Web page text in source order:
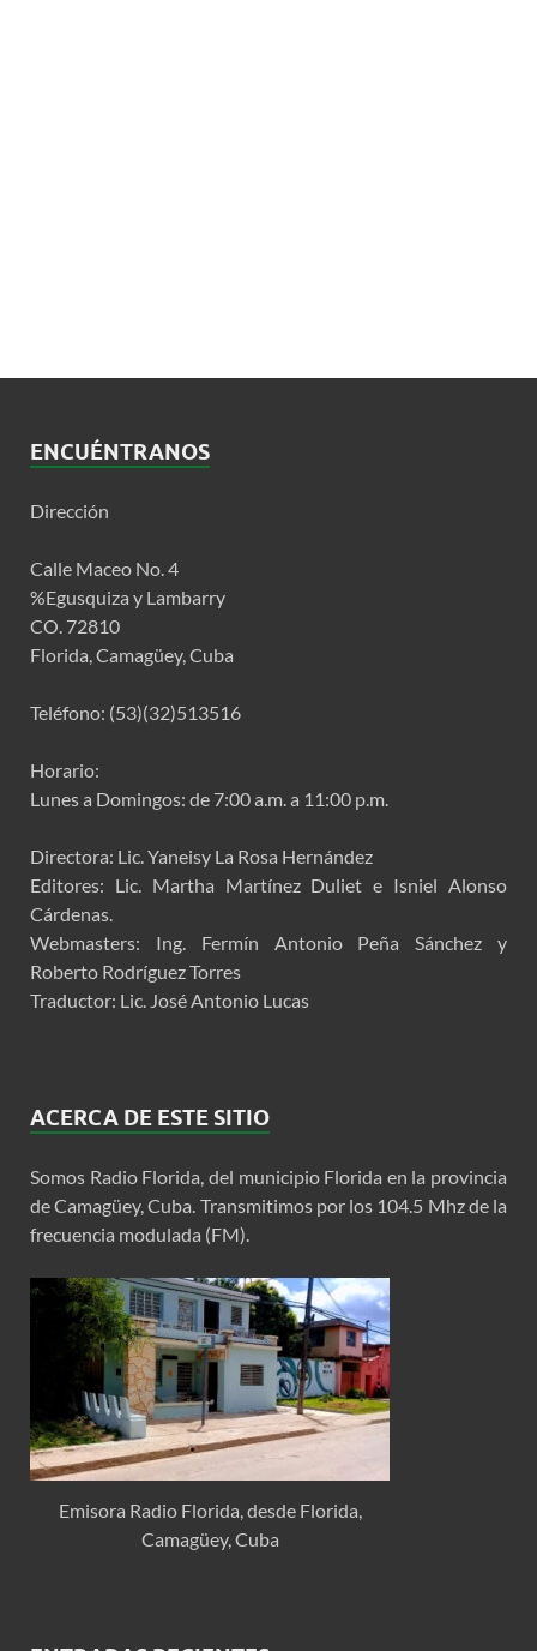
ENCUÉNTRANOS
Dirección
Calle Maceo No. 4
%Egusquiza y Lambarry
CO. 72810
Florida, Camagüey, Cuba
Teléfono: (53)(32)513516
Horario:
Lunes a Domingos: de 7:00 a.m. a 11:00 p.m.
Directora: Lic. Yaneisy La Rosa Hernández
Editores: Lic. Martha Martínez Duliet e Isniel Alonso
Cárdenas.
Webmasters: Ing. Fermín Antonio Peña Sánchez y
Roberto Rodríguez Torres
Traductor: Lic. José Antonio Lucas
ACERCA DE ESTE SITIO
Somos Radio Florida, del municipio Florida en la provincia
de Camagüey, Cuba. Transmitimos por los 104.5 Mhz de la
frecuencia modulada (FM).
Emisora Radio Florida, desde Florida,
Camagüey, Cuba